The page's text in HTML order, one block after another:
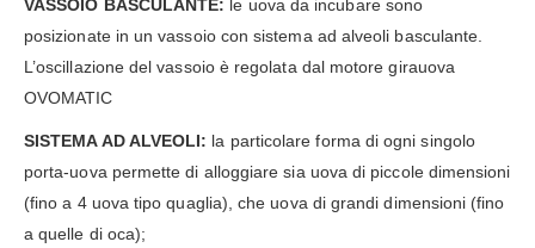
VASSOIO BASCULANTE: le uova da incubare sono
posizionate in un vassoio con sistema ad alveoli basculante.
L’oscillazione del vassoio è regolata dal motore girauova
OVOMATIC
SISTEMA AD ALVEOLI: la particolare forma di ogni singolo
porta-uova permette di alloggiare sia uova di piccole dimensioni
(fino a 4 uova tipo quaglia), che uova di grandi dimensioni (fino
a quelle di oca);